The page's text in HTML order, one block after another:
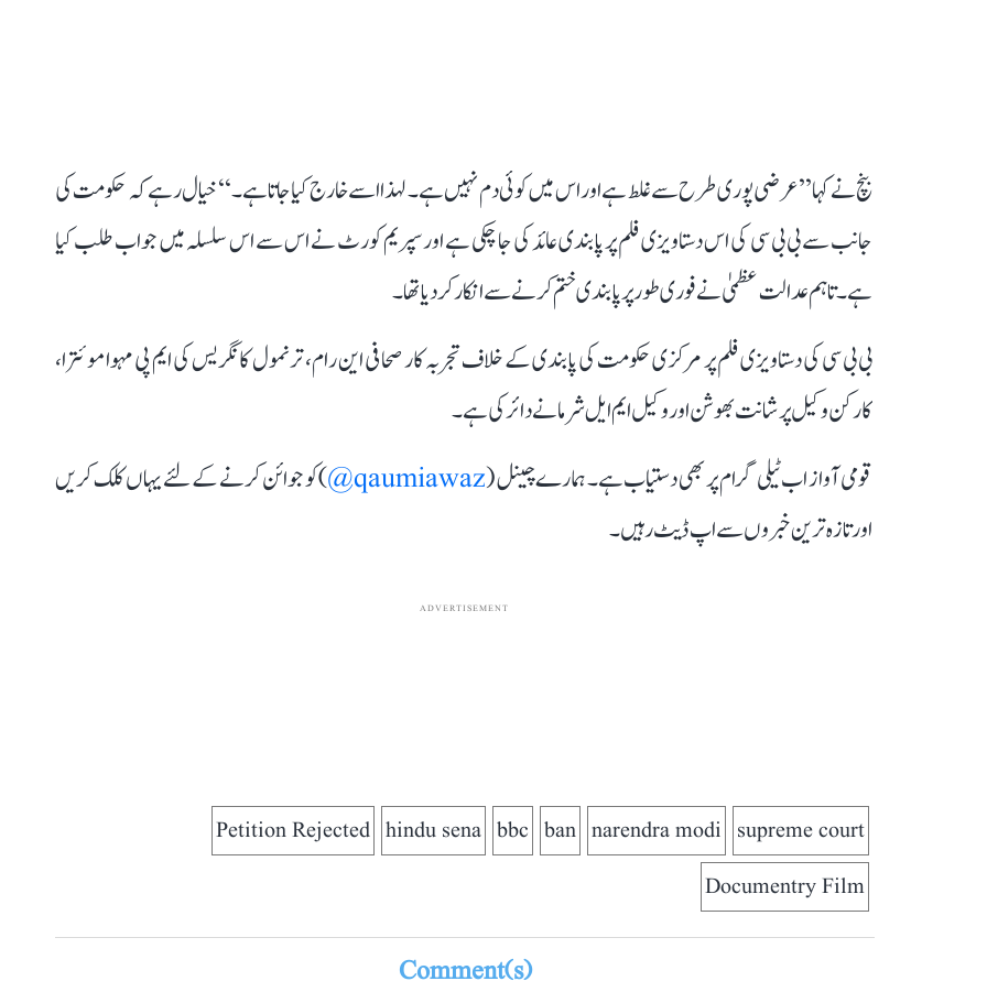
بنچ نے کہا ’’عرضی پوری طرح سے غلط ہے اور اس میں کوئی دم نہیں ہے۔ لہذا اسے خارج کیا جاتا ہے۔‘‘ خیال رہے کہ حکومت کی
جانب سے بی بی سی کی اس دستاویزی فلم پر پابندی عائد کی جا چکی ہے اور سپریم کورٹ نے اس سے اس سلسلہ میں جواب طلب کیا
ہے۔ تاہم عدالت عظمیٰ نے فوری طور پر پابندی ختم کرنے سے انکار کر دیا تھا۔
بی بی سی کی دستاویزی فلم پر مرکزی حکومت کی پابندی کے خلاف تجربہ کار صحافی این رام، ترنمول کانگریس کی ایم پی مہوا موئترا،
کارکن وکیل پرشانت بھوشن اور وکیل ایم ایل شرما نے دائر کی ہے۔
قومی آواز اب ٹیلی گرام پر بھی دستیاب ہے۔ ہمارے چینل (qaumiawaz@
) کو جوائن کرنے کے لئے یہاں کلک کریں
اور تازہ ترین خبروں سے اپ ڈیٹ رہیں۔
ADVERTISEMENT
supreme court
narendra modi
ban
bbc
hindu sena
Petition Rejected
Documentry Film
Comment(s)